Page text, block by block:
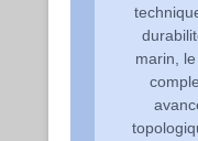
marin,